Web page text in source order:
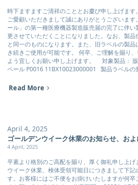
時下ますますご清祥のこととお慶び申し上げま
ご愛顧いただきまして誠にありがとうございま
ール」の第一種医療機器製造販売届の完了に伴
更させていただくことになりました。なお、製
と同一のものになります。また、旧ラベルの製
き続きご使用が可能です。 何卒、ご理解を賜り
よう宜しくお願い申し上げます。 対象製品：
ペール P0016 11BX10023000001 製品ラベルの
Read More
April 4, 2025
ゴールデンウイーク休業のお知らせ、お
4 April, 2025
平素より格別のご高配を賜り、厚く御礼申し上
ウイーク休業、検体受領可能日につきまして下
す。お客様にはご不便をお掛けいたしますが何卒